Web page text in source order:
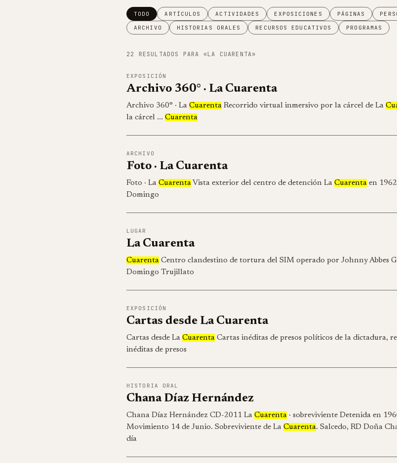
TODO ARTÍCULOS ACTIVIDADES EXPOSICIONES PÁGINAS
ARCHIVO
HISTORIAS ORALES RECURSOS EDUCATIVOS PROGRAMAS
22 RESULTADOS PARA «LA CUARENTA»
EXPOSICIÓN
Archivo 360° · La Cuarenta
Archivo 360° · La Cuarenta Recorrido virtual inmersivo por la cárcel de La
la cárcel ... Cuarenta
ARCHIVO
Foto · La Cuarenta
Foto · La Cuarenta Vista exterior del centro de detención La Cuarenta en
Domingo
LUGAR
La Cuarenta
Cuarenta Centro clandestino de tortura del SIM operado por Johnny Abbes
Domingo Trujillato
EXPOSICIÓN
Cartas desde La Cuarenta
Cartas desde La Cuarenta Cartas inéditas de presos políticos de la dictadura,
inéditas de presos
HISTORIA ORAL
Chana Díaz Hernández
Chana Díaz Hernández CD-2011 La Cuarenta · sobreviviente Detenida en
Movimiento 14 de Junio. Sobreviviente de La Cuarenta. Salcedo, RD Doña
día